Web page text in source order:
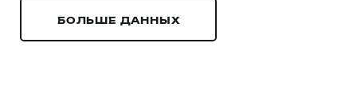
БОЛЬШЕ ДАННЫХ